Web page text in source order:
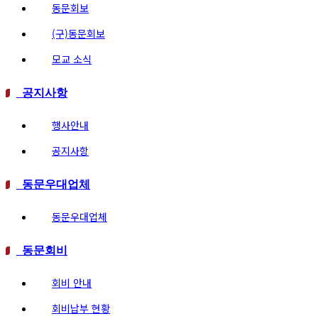
동문회보
(구)동문회보
모교 소식
공지사항
행사안내
공지사항
동문우대업체
동문우대업체
동문회비
회비 안내
회비납부 현황